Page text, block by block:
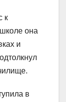
к
она
и
в